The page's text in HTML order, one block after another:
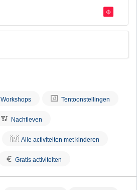
Workshops Tentoonstellingen
Nachtleven
Alle activiteiten met kinderen
€ Gratis activiteiten